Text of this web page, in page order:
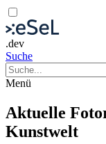
.dev
Suche
Menü
Aktuelle
Kunstwelt